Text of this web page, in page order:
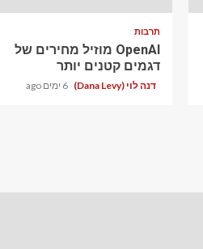
תרבות
OpenAI מוזיל מחירים של
דגמים קטנים יותר
דנה לוי (Dana Levy) 6 ימים ago